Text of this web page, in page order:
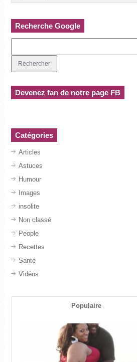
Recherche Google
Devenez fan de notre page FB
Catégories
Articles
Astuces
Humour
Images
insolite
Non classé
People
Recettes
Santé
Vidéos
Populaire